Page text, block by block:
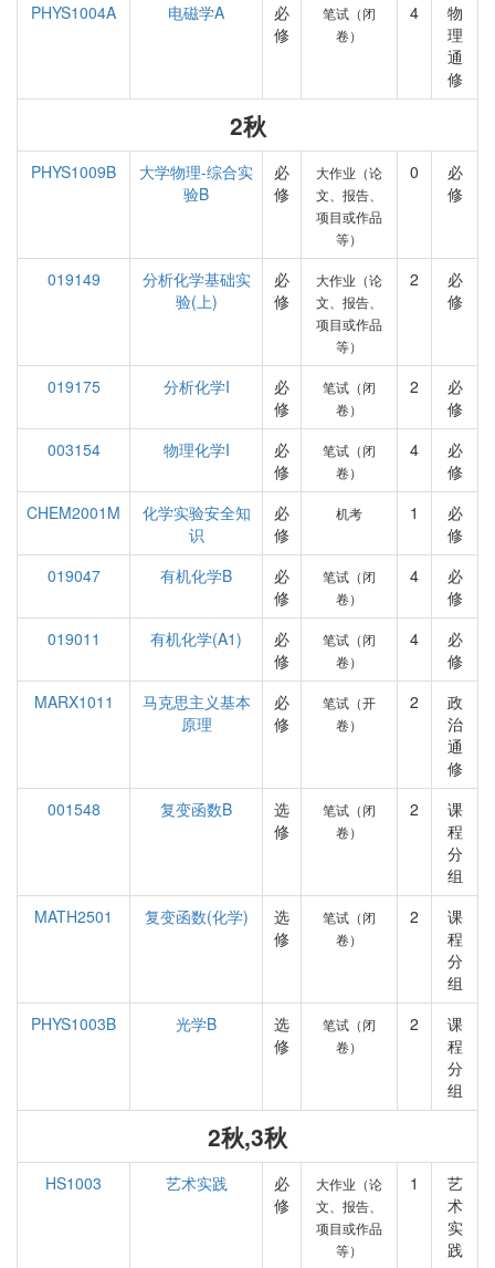
PHYS1004A
电磁学A
必
修
笔试（闭
卷）
4
物
理
通
修
2秋
PHYS1009B
大学物理-综合实
验B
必
修
大作业（论
文、报告、
项目或作品
等）
0
必
修
019149
分析化学基础实
验(上)
必
修
大作业（论
文、报告、
项目或作品
等）
2
必
修
019175 分析化学I
必
修
笔试（闭
卷）
2
必
修
003154
物理化学I
必
修
笔试（闭
卷）
4
必
修
CHEM2001M
化学实验安全知
识
必
修
机考 1
必
修
019047
有机化学B
必
修
笔试（闭
卷）
4
必
修
019011
有机化学(A1)
必
修
笔试（闭
卷）
4
必
修
MARX1011
马克思主义基本
原理
必
修
笔试（开
卷）
2
政
治
通
修
001548
复变函数B
选
修
笔试（闭
卷）
2
课
程
分
组
MATH2501
复变函数(化学)
选
修
笔试（闭
卷）
2
课
程
分
组
PHYS1003B
光学B
选
修
笔试（闭
卷）
2
课
程
分
组
2秋,3秋
HS1003 艺术实践
必
修
大作业（论
文、报告、
项目或作品
等）
1
艺
术
实
践